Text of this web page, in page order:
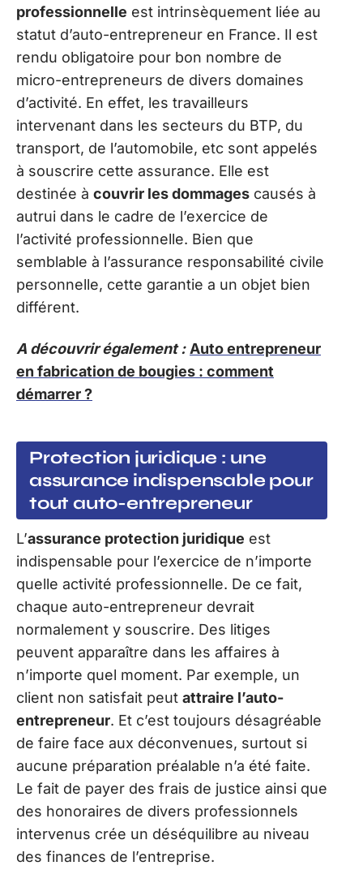
professionnelle est intrinsèquement liée au
statut d’auto-entrepreneur en France. Il est
rendu obligatoire pour bon nombre de
micro-entrepreneurs de divers domaines
d’activité. En effet, les travailleurs
intervenant dans les secteurs du BTP, du
transport, de l’automobile, etc sont appelés
à souscrire cette assurance. Elle est
destinée à couvrir les dommages causés à
autrui dans le cadre de l’exercice de
l’activité professionnelle. Bien que
semblable à l’assurance responsabilité civile
personnelle, cette garantie a un objet bien
différent.
A découvrir également : Auto entrepreneur
en fabrication de bougies : comment
démarrer ?
Protection juridique : une
assurance indispensable pour
tout auto-entrepreneur
L’assurance protection juridique est
indispensable pour l’exercice de n’importe
quelle activité professionnelle. De ce fait,
chaque auto-entrepreneur devrait
normalement y souscrire. Des litiges
peuvent apparaître dans les affaires à
n’importe quel moment. Par exemple, un
client non satisfait peut attraire l’auto-
entrepreneur. Et c’est toujours désagréable
de faire face aux déconvenues, surtout si
aucune préparation préalable n’a été faite.
Le fait de payer des frais de justice ainsi que
des honoraires de divers professionnels
intervenus crée un déséquilibre au niveau
des finances de l’entreprise.